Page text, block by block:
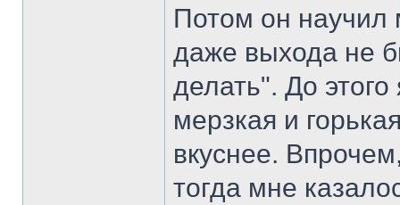
Потом он научил
даже выхода не
делать". До
мерзкая и
вкуснее.
тогда мне